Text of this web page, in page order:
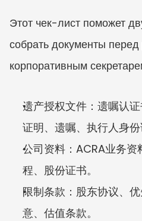
Этот чек-лист поможет
собрать документы
корпоративным
遗产授权文件：遗嘱认
证明、遗嘱、执行人身份
公司资料：ACRA业务
程、股份证书。
限制条款：股东协议、
意、估值条款。